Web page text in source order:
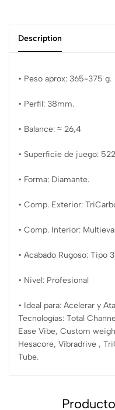
Description
• Peso aprox: 365-375 g.
• Perfil: 38mm.
• Balance: ≈ 26,4
• Superficie de juego:
• Forma: Diamante.
• Comp. Exterior:
• Comp. Interior:
• Acabado Rugoso: Tipo
• Nivel: Profesional
• Ideal para: Acelerar y
Tecnologías: Total
Ease Vibe, Custom
Hesacore, Vibradrive ,
Tube.